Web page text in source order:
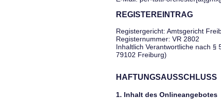
REGISTEREINTRAG
Registergericht: Amtsgericht
Registernummer: VR 2802
Inhaltlich Verantwortliche nach §
79102 Freiburg)
HAFTUNGSAUSSCHLUSS
1. Inhalt des Onlineangebotes